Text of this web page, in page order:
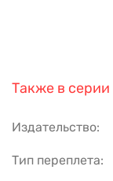
Также в серии
Издательство:
Тип переплета: